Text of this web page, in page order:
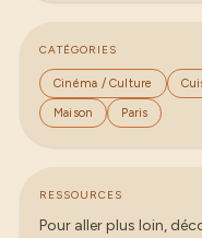
CATÉGORIES
Cinéma / Culture
Maison Paris
RESSOURCES
Pour aller plus loin,